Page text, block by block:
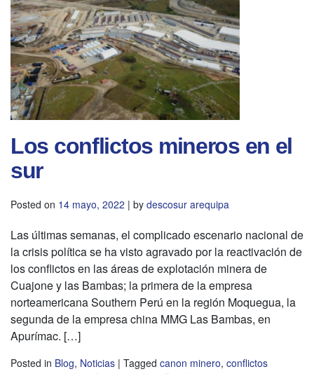
Los conflictos mineros en el
sur
Posted on 14 mayo, 2022 | by descosur arequipa
Las últimas semanas, el complicado escenario nacional de
la crisis política se ha visto agravado por la reactivación de
los conflictos en las áreas de explotación minera de
Cuajone y las Bambas; la primera de la empresa
norteamericana Southern Perú en la región Moquegua, la
segunda de la empresa china MMG Las Bambas, en
Apurímac. […]
Posted in Blog, Noticias | Tagged canon minero, conflictos